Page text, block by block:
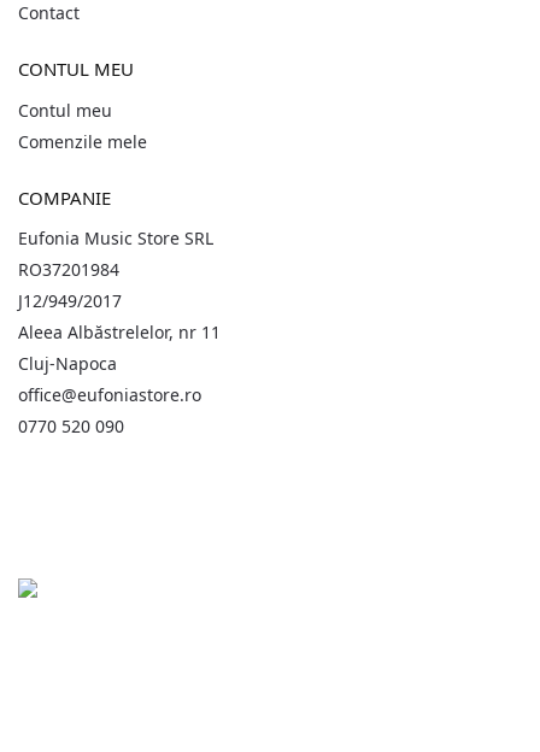
Contact
CONTUL MEU
Contul meu
Comenzile mele
COMPANIE
Eufonia Music Store SRL
RO37201984
J12/949/2017
Aleea Albăstrelelor, nr 11
Cluj-Napoca
office@eufoniastore.ro
0770 520 090